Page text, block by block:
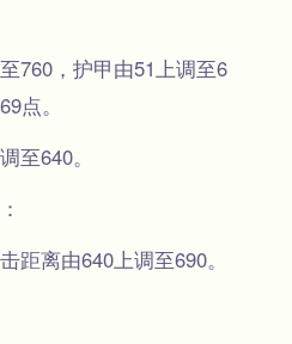
，护甲由51上调至6
点。
640。
离由640上调至690。